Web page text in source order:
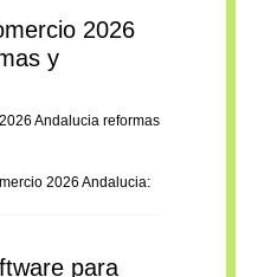
2026
y
2026 Andalucia:
para